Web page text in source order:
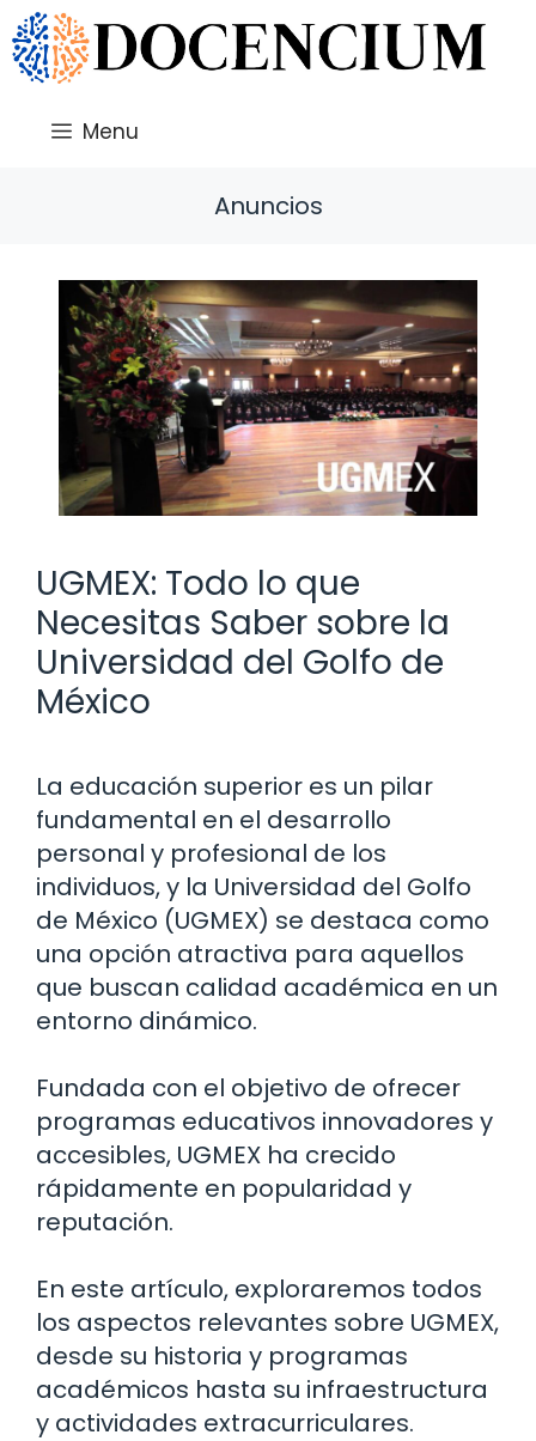
Saltar
al
contenido
Menu
Anuncios
UGMEX: Todo lo que
Necesitas Saber sobre la
Universidad del Golfo de
México
La educación superior es un pilar
fundamental en el desarrollo
personal y profesional de los
individuos, y la Universidad del Golfo
de México (UGMEX) se destaca como
una opción atractiva para aquellos
que buscan calidad académica en un
entorno dinámico.
Fundada con el objetivo de ofrecer
programas educativos innovadores y
accesibles, UGMEX ha crecido
rápidamente en popularidad y
reputación.
En este artículo, exploraremos todos
los aspectos relevantes sobre UGMEX,
desde su historia y programas
académicos hasta su infraestructura
y actividades extracurriculares.